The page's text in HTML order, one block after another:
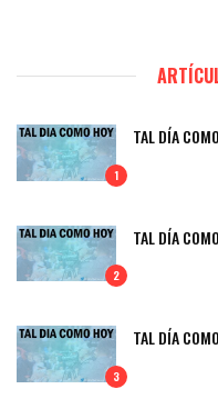
1
TAL DÍA
2
TAL DÍA
3
TAL DÍA